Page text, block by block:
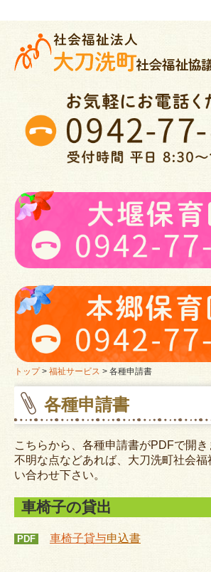
大刀洗町社協とは
事業内容の紹介
苦情解決
プライバシーポリシー
関連リンク
高齢者の方へ
ミニデイサービス
大刀洗町老人クラブ
障がいのある方へ
障害者支援事業所ぬくもり
子育て中の方へ
トップ 福祉サービス 各種申請書
各種申請書
こちらから、各種申請書がPDFで開き
不明な点などあれば、大刀洗町社会福
い合わせ下さい。
車椅子の貸出
PDF 車椅子貸与申込書